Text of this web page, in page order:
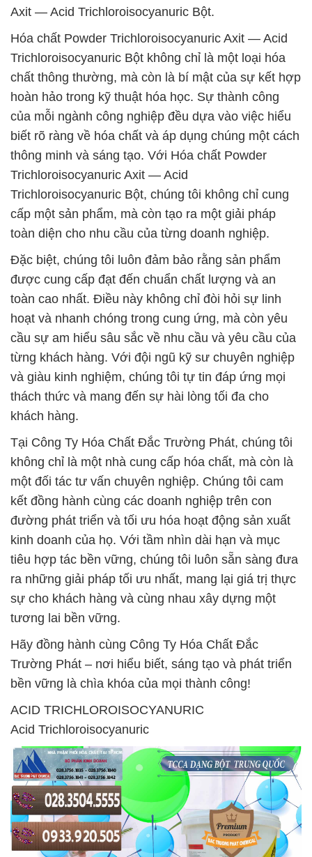
Axit — Acid Trichloroisocyanuric Bột.
Hóa chất Powder Trichloroisocyanuric Axit — Acid
Trichloroisocyanuric Bột không chỉ là một loại hóa
chất thông thường, mà còn là bí mật của sự kết hợp
hoàn hảo trong kỹ thuật hóa học. Sự thành công
của mỗi ngành công nghiệp đều dựa vào việc hiểu
biết rõ ràng về hóa chất và áp dụng chúng một cách
thông minh và sáng tạo. Với Hóa chất Powder
Trichloroisocyanuric Axit — Acid
Trichloroisocyanuric Bột, chúng tôi không chỉ cung
cấp một sản phẩm, mà còn tạo ra một giải pháp
toàn diện cho nhu cầu của từng doanh nghiệp.
Đặc biệt, chúng tôi luôn đảm bảo rằng sản phẩm
được cung cấp đạt đến chuẩn chất lượng và an
toàn cao nhất. Điều này không chỉ đòi hỏi sự linh
hoạt và nhanh chóng trong cung ứng, mà còn yêu
cầu sự am hiểu sâu sắc về nhu cầu và yêu cầu của
từng khách hàng. Với đội ngũ kỹ sư chuyên nghiệp
và giàu kinh nghiệm, chúng tôi tự tin đáp ứng mọi
thách thức và mang đến sự hài lòng tối đa cho
khách hàng.
Tại Công Ty Hóa Chất Đắc Trường Phát, chúng tôi
không chỉ là một nhà cung cấp hóa chất, mà còn là
một đối tác tư vấn chuyên nghiệp. Chúng tôi cam
kết đồng hành cùng các doanh nghiệp trên con
đường phát triển và tối ưu hóa hoạt động sản xuất
kinh doanh của họ. Với tầm nhìn dài hạn và mục
tiêu hợp tác bền vững, chúng tôi luôn sẵn sàng đưa
ra những giải pháp tối ưu nhất, mang lại giá trị thực
sự cho khách hàng và cùng nhau xây dựng một
tương lai bền vững.
Hãy đồng hành cùng Công Ty Hóa Chất Đắc
Trường Phát – nơi hiểu biết, sáng tạo và phát triển
bền vững là chìa khóa của mọi thành công!
ACID TRICHLOROISOCYANURIC
Acid Trichloroisocyanuric